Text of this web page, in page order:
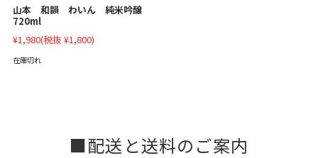
山本 和韻 わいん 純米吟醸
720ml
¥1,980(税抜 ¥1,800)
在庫切れ
配送と送料のご案内